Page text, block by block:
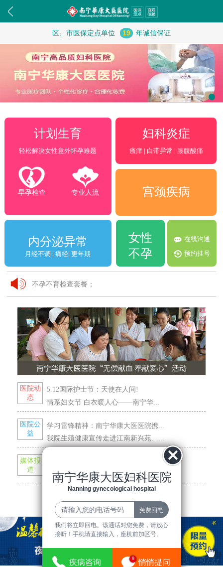
区、市医保定点单位 19 年诚信保证
计划生育
轻松解决女性意外怀孕难题
早孕检查 专业人流
妇科炎症
瘙痒 | 白带异常 | 腰腹酸痛
宫颈疾病
内分泌异常
月经不调 | 痛经| 更年期
女性
不孕
在线沟通
预约挂号
不孕不育检查套餐；
关爱女性 检查优惠活动；
医院动
态
5.12国际护士节：天使在人间!
情系妇女节 白衣暖人心——南宁华...
医院公
益
学习雷锋精神：南宁华康大医医院携...
我院生殖健康宣传走进江南新兴苑、...
媒体报
道
南宁华康大医医院与市一院正式组建...
我院组织无偿献血活动 血浓情更浓
南宁华康大医妇科医院
Nanning gynecological hospital
我们将立即回电。该通话对您免费，请放心
接听！手机请直接输入，座机前加区号。
疾病咨询 8 悄悄提问